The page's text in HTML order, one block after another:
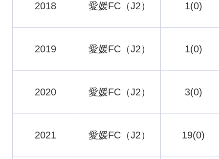
2018 愛媛FC（J2） 1(0)
2019 愛媛FC（J2） 1(0)
2020 愛媛FC（J2） 3(0)
2021 愛媛FC（J2） 19(0)